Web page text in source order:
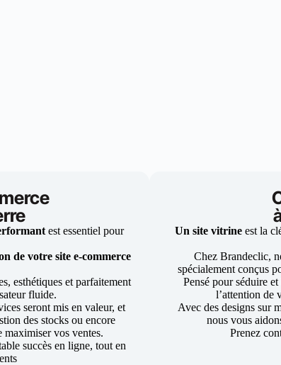
est essentiel pour
de votre site e-commerce
esthétiques et parfaitement
fluide.
seront mis en valeur, et
des stocks ou encore
vos ventes.
succès en ligne, tout en
Un site vitrine est la
Chez Brandeclic,
spécialement conçus
Pensé pour séduire
l’attention de
Avec des designs sur
nous vous
Prenez